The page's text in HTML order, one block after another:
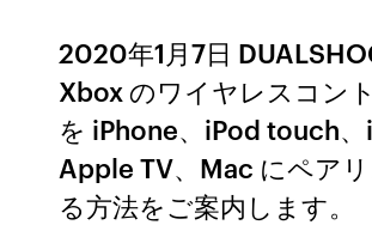
2020年1月7日
Xbox のワイヤレスコン
を iPhone、iPod touch、
Apple TV、Mac にペア
る方法をご案内します。